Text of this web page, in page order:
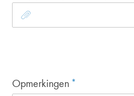
Opmerkingen *